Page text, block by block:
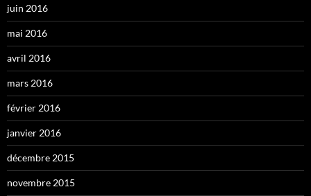
juin 2016
mai 2016
avril 2016
mars 2016
février 2016
janvier 2016
décembre 2015
novembre 2015